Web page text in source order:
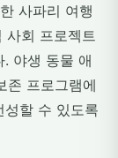
사파리 여행
사회 프로젝트
야생 동물 애
존 프로그램에
할 수 있도록